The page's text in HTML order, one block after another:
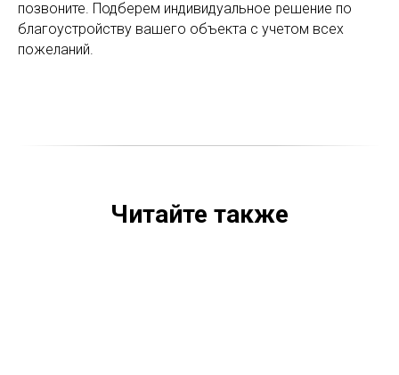
позвоните. Подберем индивидуальное решение по
благоустройству вашего объекта с учетом всех
пожеланий.
Читайте также